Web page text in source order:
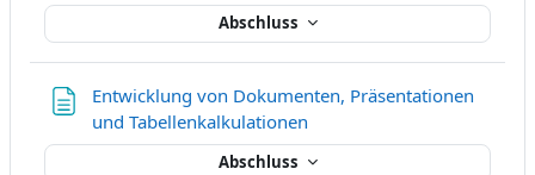
Abschluss
Entwicklung von Dokumenten, Präsentationen
und Tabellenkalkulationen
Abschluss